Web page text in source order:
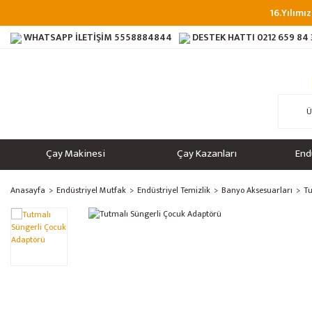
WHATSAPP İLETİŞİM 5558884844 DESTEK HATTI 0212 659 84
Çay Makinesi Çay Kazanları
Anasayfa Endüstriyel Mutfak Endüstriyel Temizlik Banyo Aksesuarları